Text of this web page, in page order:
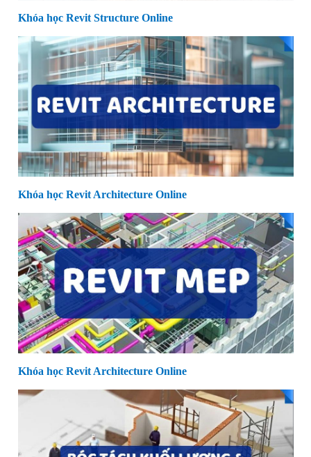
Khóa học Revit Structure Online
Khóa học Revit Architecture Online
Khóa học Revit Architecture Online